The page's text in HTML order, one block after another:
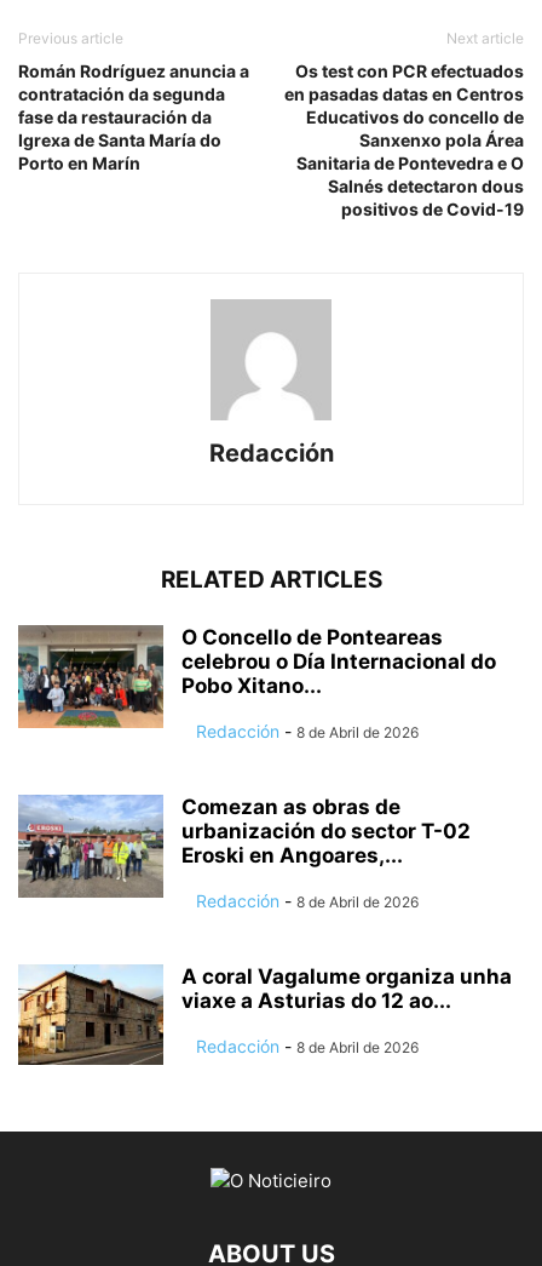
Previous article
Román Rodríguez anuncia a
contratación da segunda
fase da restauración da
Igrexa de Santa María do
Porto en Marín
Next article
Os test con PCR efectuados
en pasadas datas en Centros
Educativos do concello de
Sanxenxo pola Área
Sanitaria de Pontevedra e O
Salnés detectaron dous
positivos de Covid-19
Redacción
RELATED ARTICLES
O Concello de Ponteareas
celebrou o Día Internacional do
Pobo Xitano...
Redacción - 8 de Abril de 2026
Comezan as obras de
urbanización do sector T-02
Eroski en Angoares,...
Redacción - 8 de Abril de 2026
A coral Vagalume organiza unha
viaxe a Asturias do 12 ao...
Redacción - 8 de Abril de 2026
ABOUT US